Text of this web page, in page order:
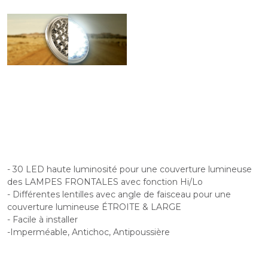
- 30 LED haute luminosité pour une couverture lumineuse
des LAMPES FRONTALES avec fonction Hi/Lo
- Différentes lentilles avec angle de faisceau pour une
couverture lumineuse ÉTROITE & LARGE
- Facile à installer
-Imperméable, Antichoc, Antipoussière